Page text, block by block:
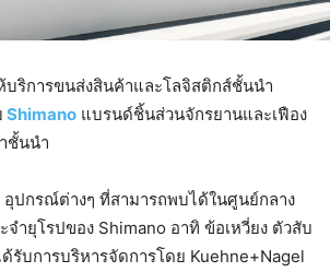
บริการขนส่งสินค้าและโลจิสติกส์ชั้นนำ
Shimano แบรนด์ชิ้นส่วนจักรยานและเฟือง
ชั้นนำ
อุปกรณ์ต่างๆ ที่สามารถพบได้ในศูนย์กลาง
จำยุโรปของ Shimano อาทิ ข้อเหวี่ยง ตัวสับ
รับการบริหารจัดการโดย Kuehne+Nagel